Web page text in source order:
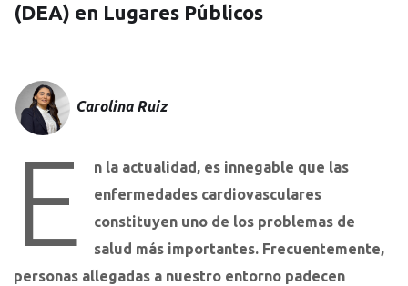
(DEA) en Lugares Públicos
Carolina Ruiz
E
n la actualidad, es innegable que las
enfermedades cardiovasculares
constituyen uno de los problemas de
salud más importantes. Frecuentemente,
personas allegadas a nuestro entorno padecen